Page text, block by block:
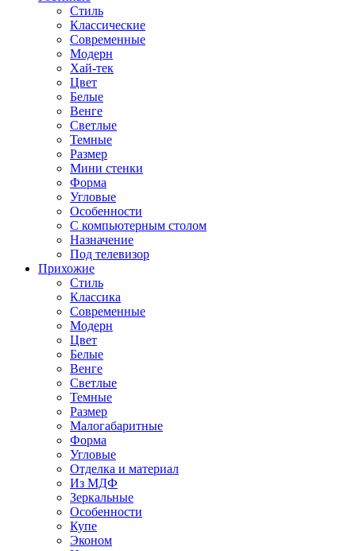
Стиль
Классические
Современные
Модерн
Хай-тек
Цвет
Белые
Венге
Светлые
Темные
Размер
Мини стенки
Форма
Угловые
Особенности
С компьютерным столом
Назначение
Под телевизор
Прихожие
Стиль
Классика
Современные
Модерн
Цвет
Белые
Венге
Светлые
Темные
Размер
Малогабаритные
Форма
Угловые
Отделка и материал
Из МДФ
Зеркальные
Особенности
Купе
Эконом